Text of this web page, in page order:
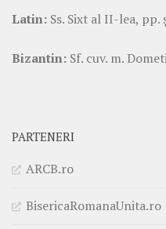
Latin: Ss. Sixt al II-lea, pp.
Bizantin: Sf. cuv. m.
PARTENERI
ARCB.ro
BisericaRomanaUnita.ro